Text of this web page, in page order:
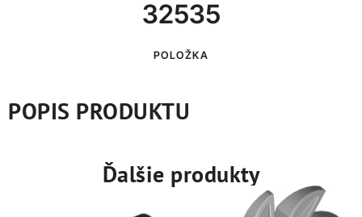
32535
POLOŽKA
POPIS PRODUKTU
Ďalšie produkty